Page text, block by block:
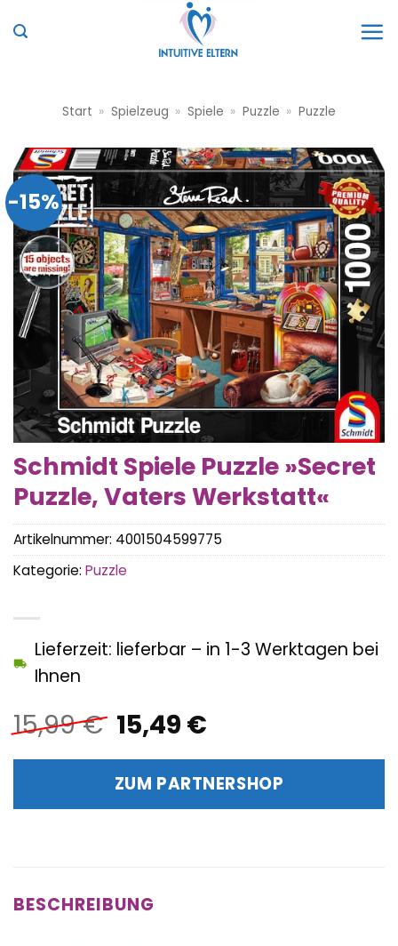
Inhalt
Start » Spielzeug » Spiele » Puzzle » Puzzle
-15%
Schmidt Spiele Puzzle »Secret
Puzzle, Vaters Werkstatt«
15,99€ Ursprünglicher
Preis
war:
15,99 €
15,49 €Aktueller
ist:
15,49 €.
Lieferzeit: lieferbar – in 1-3 Werktagen bei
Ihnen
ZUM PARTNERSHOP
Artikelnummer: 4001504599775
Kategorie: Puzzle
BESCHREIBUNG